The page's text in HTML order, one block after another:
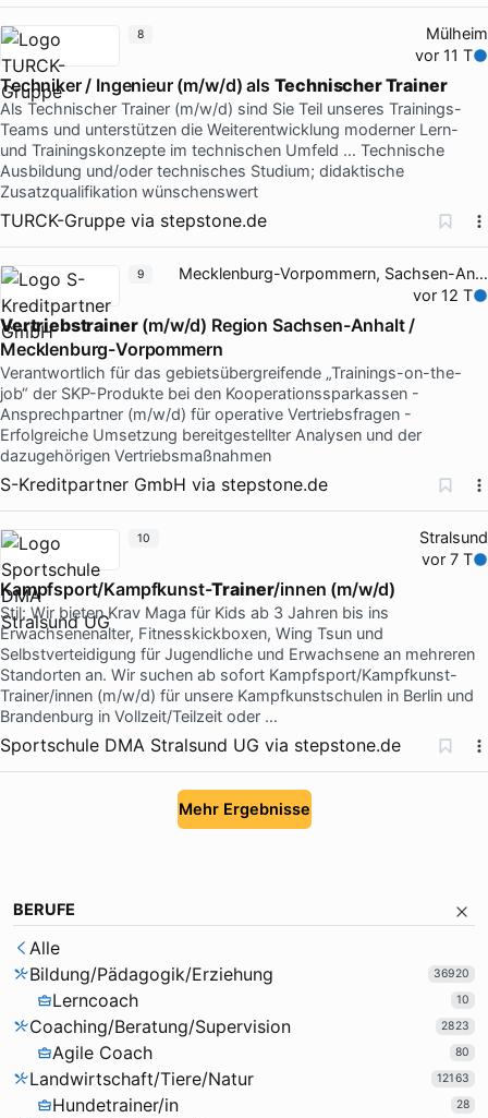
Mülheim
vor 11 T
Techniker / Ingenieur (m/w/d) als Technischer Trainer
Als Technischer Trainer (m/w/d) sind Sie Teil unseres Trainings-
Teams und unterstützen die Weiterentwicklung moderner Lern-
und Trainingskonzepte im technischen Umfeld … Technische
Ausbildung und/oder technisches Studium; didaktische
Zusatzqualifikation wünschenswert
TURCK-Gruppe via stepstone.de
8
Mecklenburg-Vorpommern, Sachsen-Anhalt
vor 12 T
Vertriebstrainer(m/w/d) Region Sachsen-Anhalt /
Mecklenburg-Vorpommern
Verantwortlich für das gebietsübergreifende „Trainings-on-the-
job“ der SKP-Produkte bei den Kooperationssparkassen -
Ansprechpartner (m/w/d) für operative Vertriebsfragen -
Erfolgreiche Umsetzung bereitgestellter Analysen und der
dazugehörigen Vertriebsmaßnahmen
S-Kreditpartner GmbH via stepstone.de
9
Stralsund
vor 7 T
Kampfsport/Kampfkunst-Trainer/innen (m/w/d)
Stil: Wir bieten Krav Maga für Kids ab 3 Jahren bis ins
Erwachsenenalter, Fitnesskickboxen, Wing Tsun und
Selbstverteidigung für Jugendliche und Erwachsene an mehreren
Standorten an. Wir suchen ab sofort Kampfsport/Kampfkunst-
Trainer/innen (m/w/d) für unsere Kampfkunstschulen in Berlin und
Brandenburg in Vollzeit/Teilzeit oder …
Sportschule DMA Stralsund UG via stepstone.de
10
Mehr Ergebnisse
BERUFE
Alle
Bildung/Pädagogik/Erziehung
36920
Lerncoach 10
Coaching/Beratung/Supervision 2823
Agile Coach 80
Landwirtschaft/Tiere/Natur 12163
Hundetrainer/in 28